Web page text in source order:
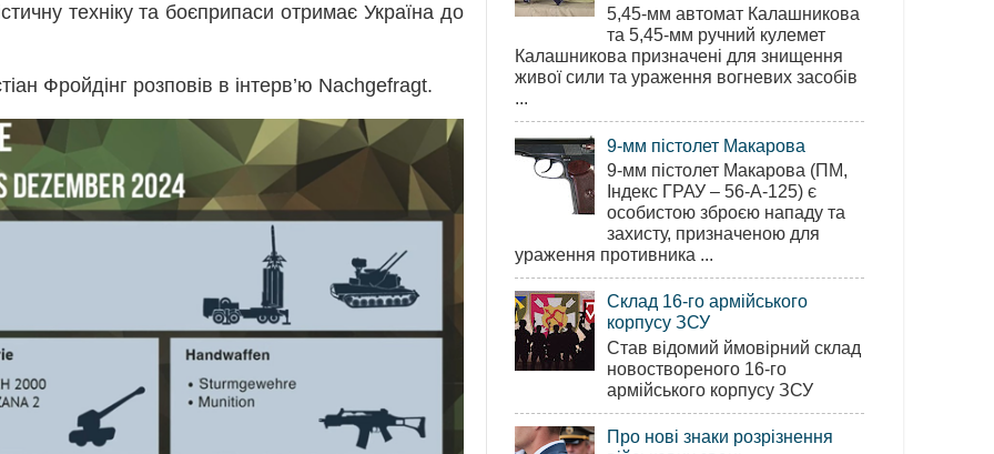
техніку та боєприпаси отримає Україна до
Фройдінг розповів в інтерв’ю Nachgefragt.
5,45-мм автомат Калашникова
та 5,45-мм ручний кулемет
Калашникова призначені для знищення
живої сили та ураження вогневих засобів
...
9-мм пістолет Макарова
9-мм пістолет Макарова (ПМ,
Індекс ГРАУ – 56-А-125) є
особистою зброєю нападу та
захисту, призначеною для
ураження противника ...
Склад 16-го армійського
корпусу ЗСУ
Став відомий ймовірний склад
новоствореного 16-го
армійського корпусу ЗСУ
Про нові знаки розрізнення